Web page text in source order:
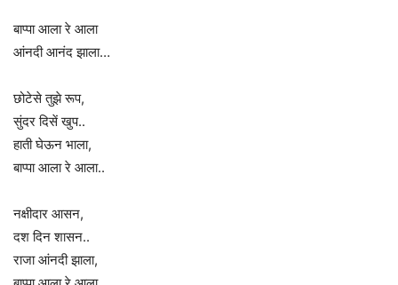
बाप्पा आला रे आला
आंनदी आनंद झाला…
छोटेसे तुझे रूप,
सुंदर दिसें खुप..
हाती घेऊन भाला,
बाप्पा आला रे आला..
नक्षीदार आसन,
दश दिन शासन..
राजा आंनदी झाला,